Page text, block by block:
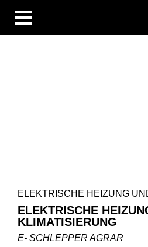
KARRIERE
DOWNLOADS
DEEN FR
ELEKTRISCHE HEIZUNG
ELEKTRISCHE
KLIMATISIERUNG
E- SCHLEPPER AGRAR